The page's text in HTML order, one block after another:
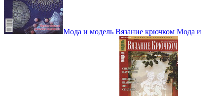
Мода и модель Вязание крючком Мода и